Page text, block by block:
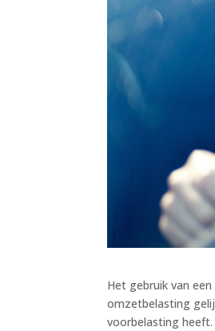
Het gebruik van
omzetbelasting
voorbelasting